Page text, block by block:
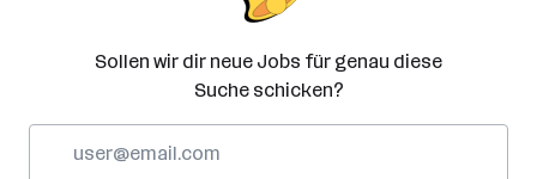
Sollen wir dir neue Jobs für genau diese
Suche schicken?